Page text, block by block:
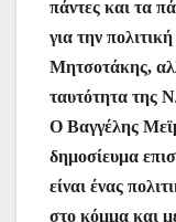
πάντες και τα
για την
Μητσοτάκης,
ταυτότητα της
Ο Βαγγέλης
δημοσίευμα
είναι ένας
στο κόμμα και